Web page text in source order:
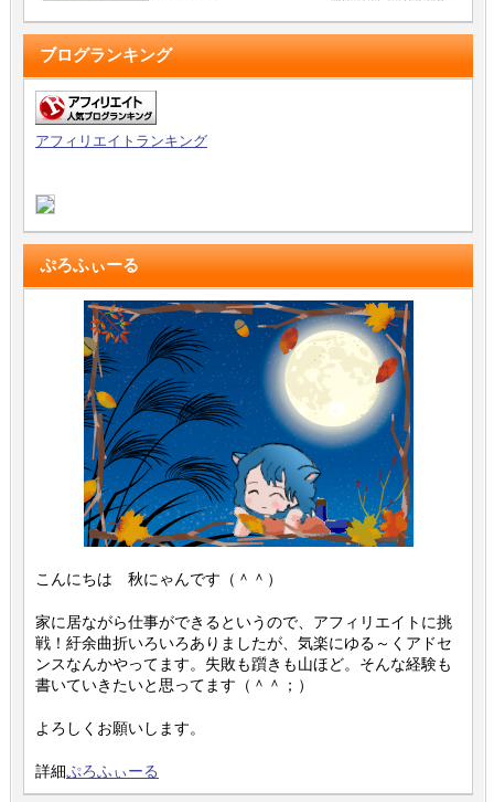
ブログランキング
アフィリエイトランキング
ぷろふぃーる
こんにちは 秋にゃんです（＾＾）
家に居ながら仕事ができるというので、アフィリエイトに挑
戦！紆余曲折いろいろありましたが、気楽にゆる～くアドセ
ンスなんかやってます。失敗も躓きも山ほど。そんな経験も
書いていきたいと思ってます（＾＾；）
よろしくお願いします。
詳細ぷろふぃーる